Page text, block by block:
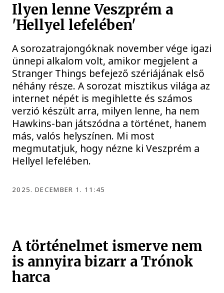
Ilyen lenne Veszprém a
'Hellyel lefelében'
A sorozatrajongóknak november vége igazi
ünnepi alkalom volt, amikor megjelent a
Stranger Things befejező szériájának első
néhány része. A sorozat misztikus világa az
internet népét is megihlette és számos
verzió készült arra, milyen lenne, ha nem
Hawkins-ban játszódna a történet, hanem
más, valós helyszínen. Mi most
megmutatjuk, hogy nézne ki Veszprém a
Hellyel lefelében.
2025. DECEMBER 1. 11:45
A történelmet ismerve nem
is annyira bizarr a Trónok
harca